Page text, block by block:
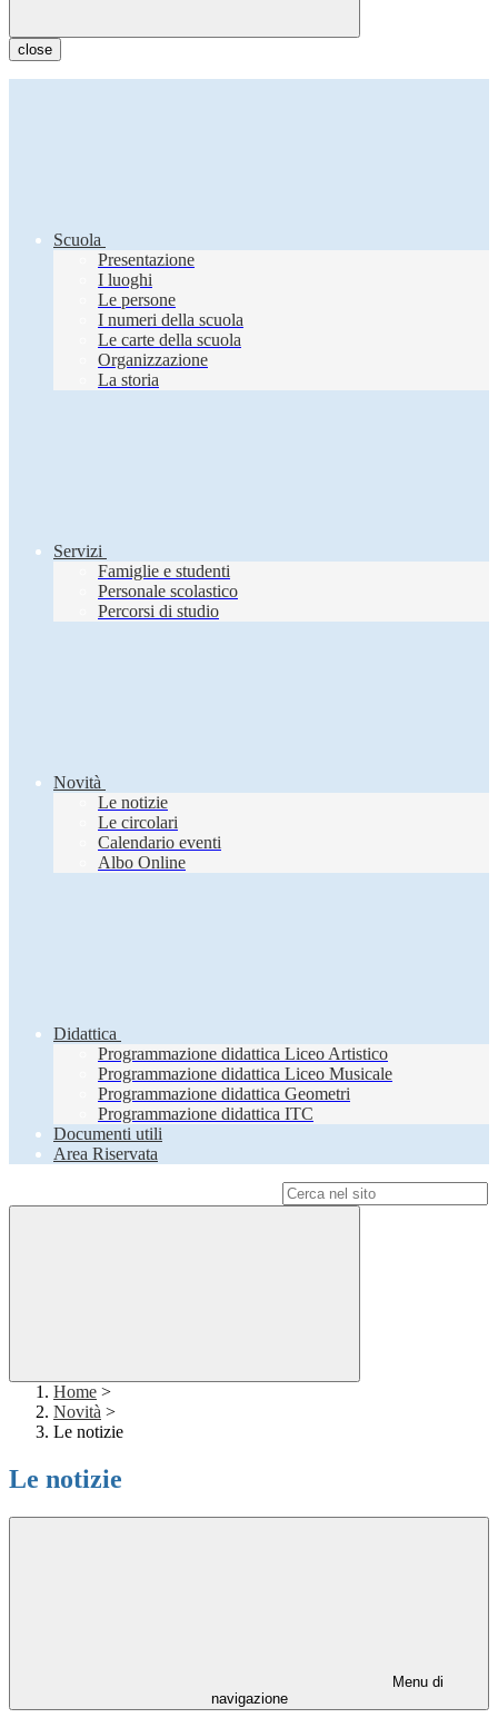
close
Scuola
Presentazione
I luoghi
Le persone
I numeri della scuola
Le carte della scuola
Organizzazione
La storia
Servizi
Famiglie e studenti
Personale scolastico
Percorsi di studio
Novità
Le notizie
Le circolari
Calendario eventi
Albo Online
Didattica
Programmazione didattica Liceo Artistico
Programmazione didattica Liceo Musicale
Programmazione didattica Geometri
Programmazione didattica ITC
Documenti utili
Area Riservata
Home >
Novità >
Le notizie
Le notizie
Menu di
navigazione